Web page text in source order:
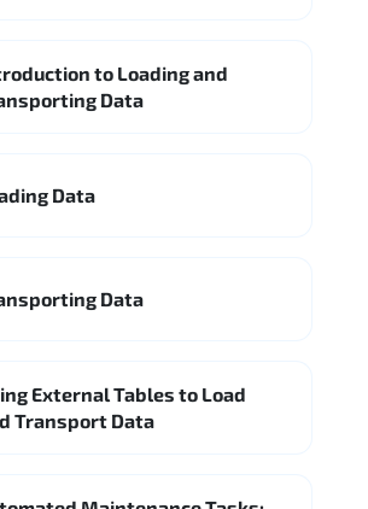
to Loading and
Data
Data
Data
External Tables to Load
Transport Data